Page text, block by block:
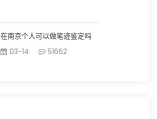
在南京个人可以做笔迹鉴定吗
03-14
51662